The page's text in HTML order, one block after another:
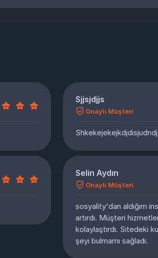
Sjjsjdjjs
Onaylı Müşteri
Selin Aydın
Onaylı Müşteri
sosyality'dan aldığım
artırdı. Müşteri
kolaylaştırdı. Sitedeki
şeyi bulmamı sağladı.